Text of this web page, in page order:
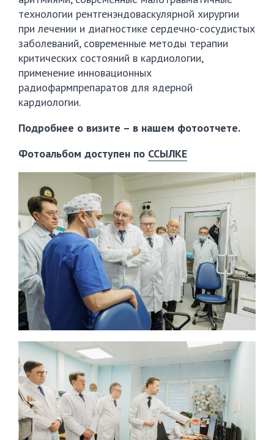
технологии рентгенэндоваскулярной хирургии
при лечении и диагностике сердечно-сосудистых
заболеваний, современные методы терапии
критических состояний в кардиологии,
применение инновационных
радиофармпрепаратов для ядерной
кардиологии.
Подробнее о визите – в нашем фотоотчете.
Фотоальбом доступен по ССЫЛКЕ